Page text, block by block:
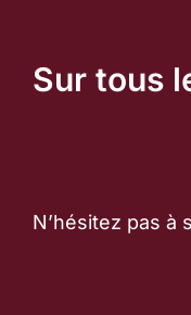
Sur tous
N’hésitez pas à